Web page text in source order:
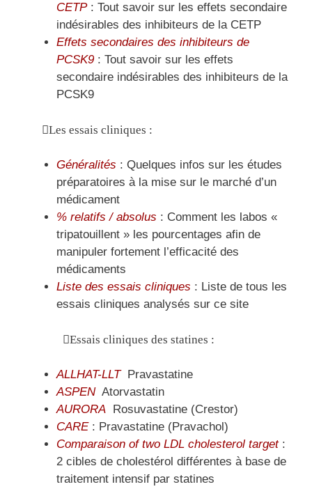
CETP: Tout savoir sur les effets secondaire
indésirables des inhibiteurs de la CETP
Effets secondaires des inhibiteurs de
PCSK9 : Tout savoir sur les effets
secondaire indésirables des inhibiteurs de la
PCSK9
Les essais cliniques :
Généralités : Quelques infos sur les études
préparatoires à la mise sur le marché d’un
médicament
% relatifs / absolus : Comment les labos «
tripatouillent » les pourcentages afin de
manipuler fortement l’efficacité des
médicaments
Liste des essais cliniques : Liste de tous les
essais cliniques analysés sur ce site
Essais cliniques des statines :
ALLHAT-LLTPravastatine
ASPENAtorvastatin
AURORA Rosuvastatine (Crestor)
CARE : Pravastatine (Pravachol)
Comparaison of two LDL cholesterol target :
2 cibles de cholestérol différentes à base de
traitement intensif par statines